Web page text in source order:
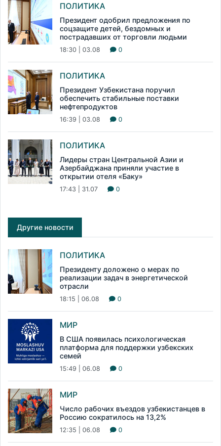
ПОЛИТИКА
Президент одобрил предложения по
соцзащите детей, бездомных и
пострадавших от торговли людьми
18:30 | 03.08 0
ПОЛИТИКА
Президент Узбекистана поручил
обеспечить стабильные поставки
нефтепродуктов
16:39 | 03.08 0
ПОЛИТИКА
Лидеры стран Центральной Азии и
Азербайджана приняли участие в
открытии отеля «Баку»
17:43 | 31.07 0
Другие новости
ПОЛИТИКА
Президенту доложено о мерах по
реализации задач в энергетической
отрасли
18:15 | 06.08 0
МИР
В США появилась психологическая
платформа для поддержки узбекских
семей
15:49 | 06.08 0
МИР
Число рабочих въездов узбекистанцев в
Россию сократилось на 13,2%
12:35 | 06.08 0